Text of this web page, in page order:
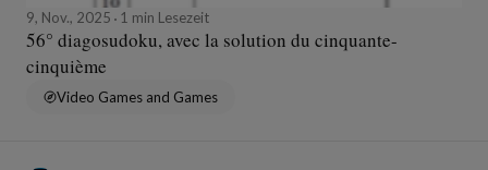
9, Nov., 2025 1 min Lesezeit
56° diagosudoku, avec la solution du cinquante-
cinquième
Video Games and Games